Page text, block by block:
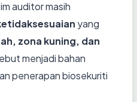
auditor masih
yang
zona kuning, dan
menjadi bahan
penerapan biosekuriti